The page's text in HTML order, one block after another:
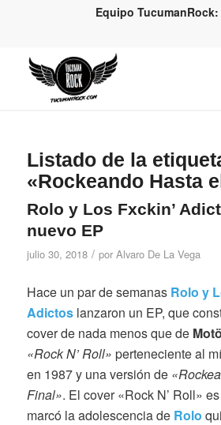
Equipo
Listado de la
«Rockeando Hasta
Rolo y Los Fxckin’
nuevo EP
julio 30, 2018 / por Alvaro De La Vega
Hace un par de semanas Rolo y
Adictoslanzaron un EP, que
cover de nada menos que de
«Rock N’ Roll» perteneciente al
en 1987 y una versión de
Final». El cover «Rock N’ Roll»
marcó la adolescencia de Rolo